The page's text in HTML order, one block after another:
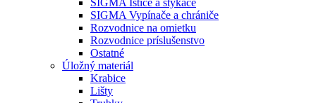
SIGMA Ističe a stykače
SIGMA Vypínače a chrániče
Rozvodnice na omietku
Rozvodnice príslušenstvo
Ostatné
Úložný materiál
Krabice
Lišty